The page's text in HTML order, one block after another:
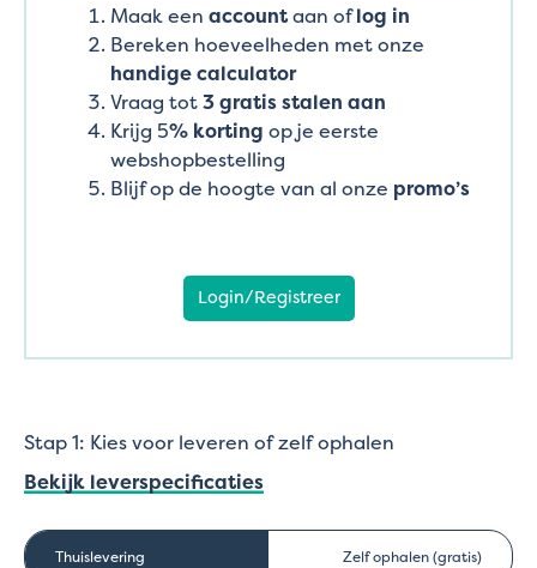
Maak een accountaan oflog in
Bereken hoeveelheden met onze
handige calculator
Vraag tot3 gratis stalen aan
Krijg 5% korting op je eerste
webshopbestelling
Blijf op de hoogte van al onze promo’s
Login/Registreer
Stap 1: Kies voor leveren of zelf ophalen
Bekijk leverspecificaties
Thuislevering Zelf ophalen (gratis)